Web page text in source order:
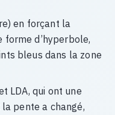
en forçant la
forme d’hyperbole,
bleus dans la zone
LDA, qui ont une
pente a changé,